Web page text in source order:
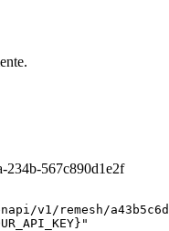
234b-567c890d1e2f
v1/remesh/